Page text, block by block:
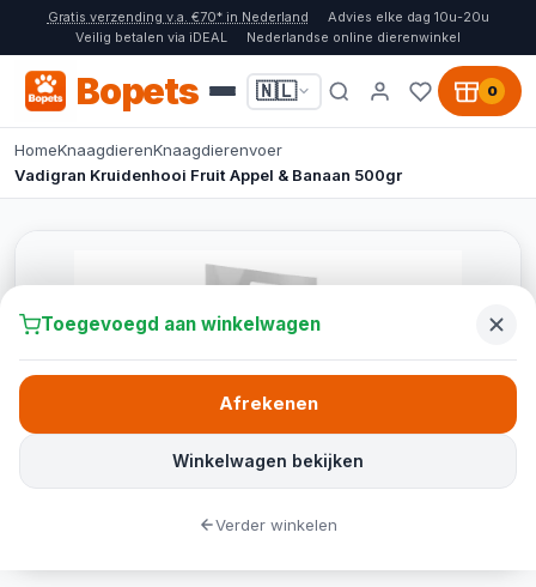
Gratis verzending v.a. €70* in Nederland
Advies elke dag 10u-20u
Veilig betalen via iDEAL
Nederlandse online dierenwinkel
Bopets 🇳🇱 0
HomeKnaagdierenKnaagdierenvoer
Vadigran Kruidenhooi Fruit Appel & Banaan 500gr
Toegevoegd aan winkelwagen
Winkelwagen bekijken
Afrekenen
Verder winkelen